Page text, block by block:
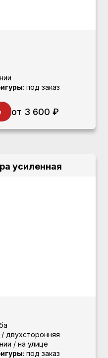
под заказ
от 3 600 ₽
усиленная
двухсторонняя
/ на улице
под заказ